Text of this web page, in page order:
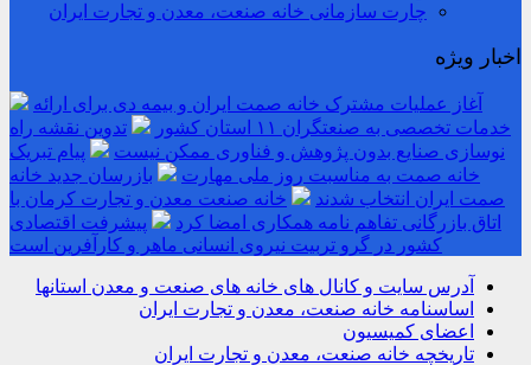
چارت سازمانی خانه صنعت، معدن و تجارت ایران
اخبار ویژه
آغاز عملیات مشترک خانه صمت ایران و بیمه دی برای ارائه
خدمات تخصصی به صنعتگران ۱۱ استان کشور
تدوین نقشه راه
نوسازی صنایع بدون پژوهش و فناوری ممکن نیست
پیام تبریک
خانه صمت به مناسبت روز ملی مهارت
بازرسان جدید خانه
صمت ایران انتخاب شدند
خانه صنعت معدن و تجارت کرمان با
اتاق بازرگانی تفاهم نامه همکاری امضا کرد
پیشرفت اقتصادی
کشور در گرو تربیت نیروی انسانی ماهر و کارآفرین است
آدرس سایت و کانال های خانه های صنعت و معدن استانها
اساسنامه خانه صنعت، معدن و تجارت ایران
اعضای کمیسیون
تاریخچه خانه صنعت، معدن و تجارت ایران